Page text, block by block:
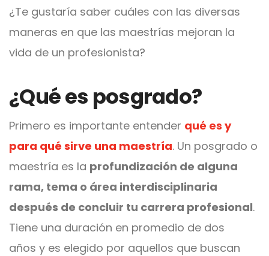
¿Te gustaría saber cuáles con las diversas
maneras en que las maestrías mejoran la
vida de un profesionista?
¿Qué es posgrado?
Primero es importante entender qué es y
para qué sirve una maestría. Un posgrado o
maestría es la profundización de alguna
rama, tema o área interdisciplinaria
después de concluir tu carrera profesional.
Tiene una duración en promedio de dos
años y es elegido por aquellos que buscan